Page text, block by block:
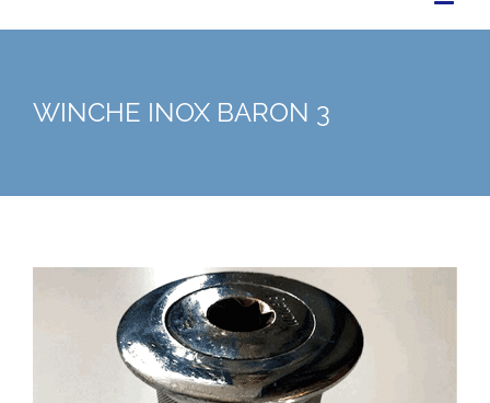
WINCHE INOX BARON 3